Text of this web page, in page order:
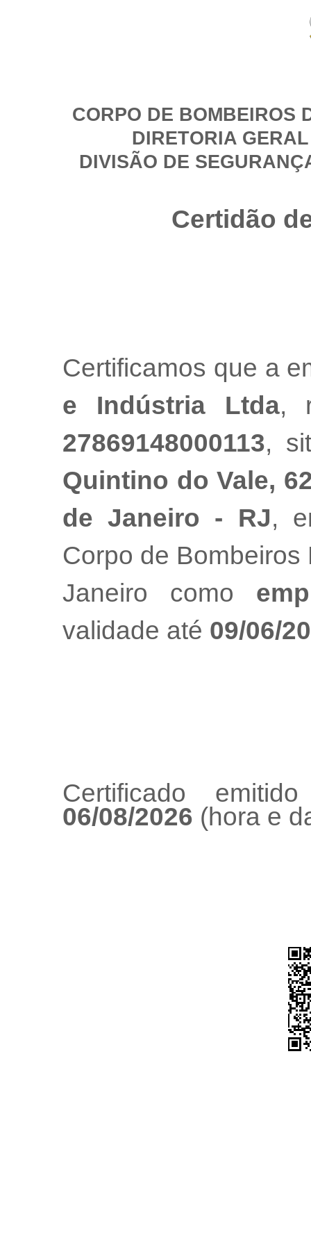
CORPO DE BOMBEIROS
DIRETORIA
DIVISÃO DE
Certidão
Certificamos que a
e Indústria Ltda,
27869148000113,
Quintino do Vale,
de Janeiro - RJ,
Corpo de
Janeiro como
validade até 09/06/
Certificado
06/08/2026 (hora e